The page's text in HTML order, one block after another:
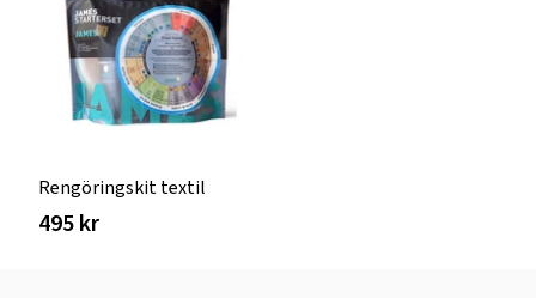
Rengöringskit textil
495 kr